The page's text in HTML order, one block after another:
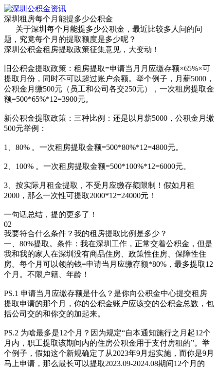
深圳租房每个月能提多少公积金
关于深圳每个月能提多少公积金，最近比较多人问的问
题，究竟每个月的提取额度是多少呢？
深圳公积金租房提取政策征集意见，大变动！
旧公积金提取政策：租房提取=申请当月月应缴存额×65%×可
提取月份，同时不可以超过账户余额。举个例子，月薪5000，
公积金月缴500元（员工和公司各交250元），一次租房提取金
额=500*65%*12=3900元。
新公积金提取政策：三种比例：还是以月薪5000，公积金月缴
500元举例：
1、80% 。一次租房提取金额=500*80%*12=4800元。
2、100% 。一次租房提取金额=500*100%*12=6000元。
3、按实际月租金提取，不受月应缴存额限制！假如月租
2000，那么一次性可提取2000*12=24000元！
一句话总结，提的更多了！
02
我要符合什么条件？我的租房提取比例是多少？
一、80%提取。条件：我在深圳工作，正常交着公积金，但是
我和我的家人在深圳没有商品住房、政策性住房、保障性住
房。每个月可以领的钱=申请当月应缴存额*80%，最多提取12
个月。不限户籍、年龄！
PS.1 申请当月应缴存额是什么？是你向公积金中心提交租房
提取申请的那个月，你的公积金账户应该交的公积金总数，包
括公司交的和你交的加起来。
PS.2 为啥最多是12个月？因为规定“自本通知施行之月起12个
月内，职工提取该期间内的住房公积金用于支付房租的”。举
个例子，假如这个新规确定了从2023年9月起实施，而你是9月
马上申请，那么最长可以提取2023.09-2024.08期间12个月的